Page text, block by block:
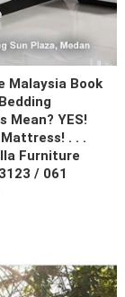
Malaysia Book
Mean? YES!
. . .
Furniture
/ 061